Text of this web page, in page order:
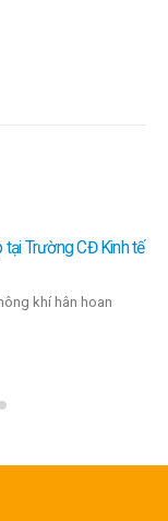
tại Trường CĐ Kinh tế
khí hân hoan